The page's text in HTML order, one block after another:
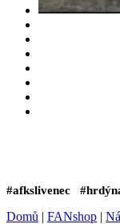
#afkslivenec
Domů | FANshop |